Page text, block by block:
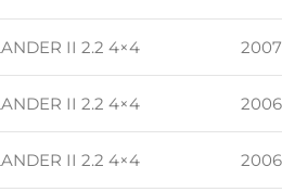
II 2.2 4×4
II 2.2 4×4
II 2.2 4×4